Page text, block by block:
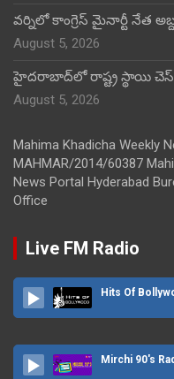
వర్నిలో కాంగ్రెస్ మైనార్టీ నేత
August 5, 2026
హైదరాబాద్‌లో రాష్ట్ర స్థాయి చెస్
August 5, 2026
Mahima Khadicha Weekly
MAHMAR/2014/60387
News Portal Hyderabad
Office
Live FM Radio
Hits Of
Mirchi 90's